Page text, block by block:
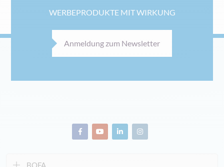
WERBEPRODUKTE MIT WIRKUNG
Anmeldung zum Newsletter